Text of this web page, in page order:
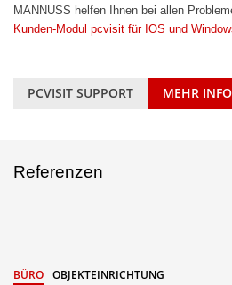
MANNUSS helfen Ihnen bei allen
Kunden-Modul pcvisit für IOS und
PCVISIT SUPPORT MEHR
Referenzen
BÜRO OBJEKTEINRICHTUNG